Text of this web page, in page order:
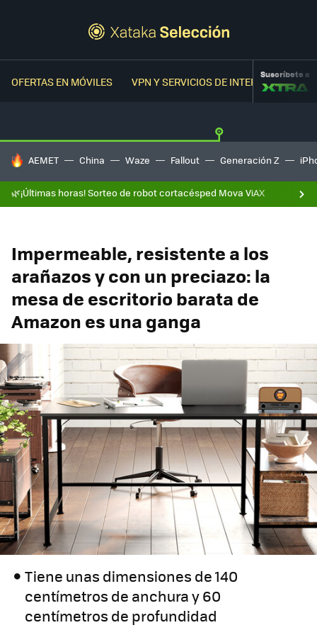
OFERTAS EN MÓVILES VPN Y SERVICIOS DE INTERNETSuscríbete a
HOY SE HABLA DE
AEMET China Waze Fallout Generación Z
🌿¡Últimas horas! Sorteo de robot cortacésped Mova ViAX
Impermeable, resistente a los
arañazos y con un preciazo: la
mesa de escritorio barata de
Amazon es una ganga
Tiene unas dimensiones de 140
centímetros de anchura y 60
centímetros de profundidad